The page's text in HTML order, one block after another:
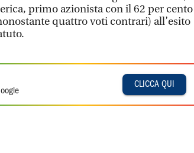
primo azionista con il 62 per cento
quattro voti contrari) all’esito
CLICCA QUI